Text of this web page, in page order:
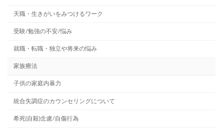
天職・生きがいをみつけるワーク
受験/勉強の不安/悩み
就職・転職・独立や将来の悩み
家族療法
子供の家庭内暴力
統合失調症のカウンセリングについて
希死(自殺)念慮/自傷行為